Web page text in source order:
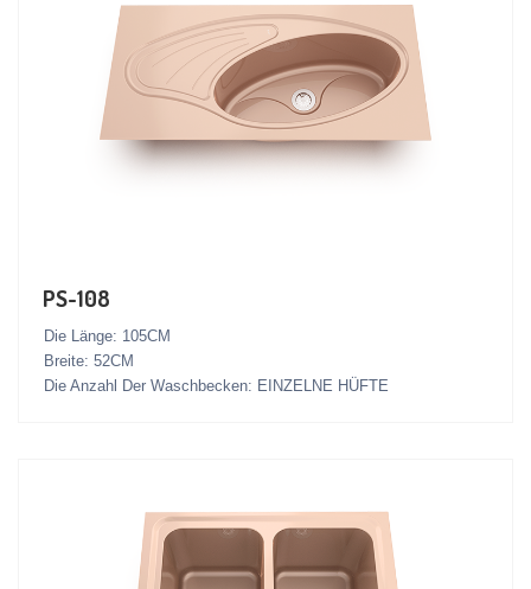
PS-108
Die Länge: 105CM
Breite: 52CM
Die Anzahl Der Waschbecken: EINZELNE HÜFTE